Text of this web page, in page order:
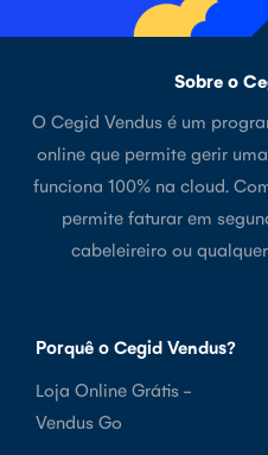
Sobre o
O Cegid Vendus é um
online que permite gerir
funciona 100% na cloud.
permite faturar em
cabeleireiro ou
Porquê o Cegid Vendus?
Loja Online Grátis -
Vendus Go